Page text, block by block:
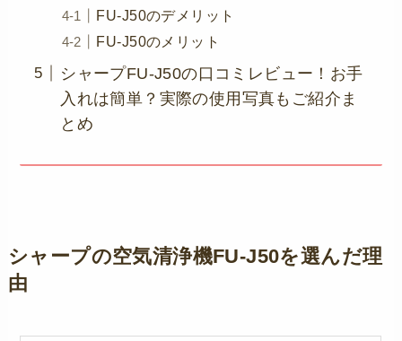
FU-J50のデメリット
FU-J50のメリット
シャープFU-J50の口コミレビュー！お手
入れは簡単？実際の使用写真もご紹介ま
とめ
シャープの空気清浄機FU-J50を選んだ理
由